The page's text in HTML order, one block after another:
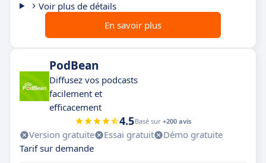
Voir plus de détails
En savoir plus
PodBean
Diffusez vos podcasts
facilement et
efficacement
4.5Basé sur +200 avis
Version gratuite Essai gratuit
Démo gratuite
Tarif sur demande